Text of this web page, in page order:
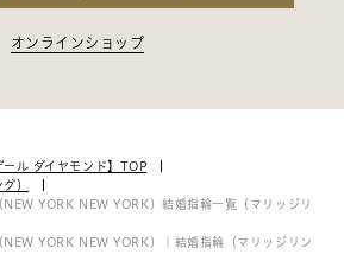
オンラインショップ
ル ダイヤモンド】TOP
）
NEW YORK NEW YORK）結婚指輪一覧（マリッジリ
NEW YORK NEW YORK）｜結婚指輪（マリッジリン